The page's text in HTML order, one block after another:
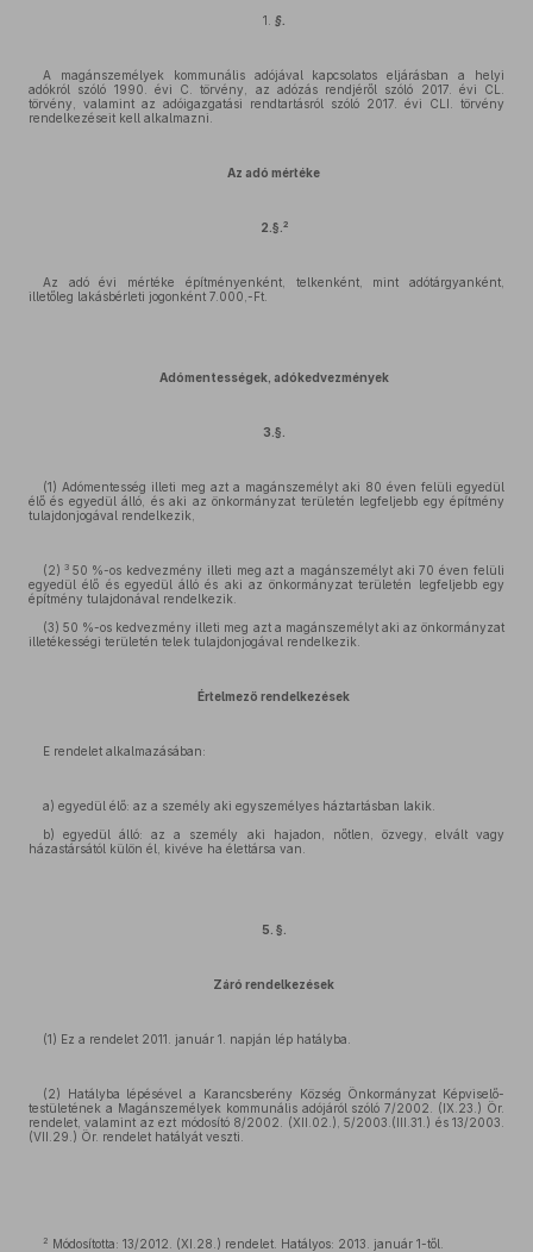
1. §.
A magánszemélyek kommunális adójával kapcsolatos eljárásban a helyi
adókról szóló 1990. évi C. törvény, az adózás rendjéről szóló 2017. évi CL.
törvény, valamint az adóigazgatási rendtartásról szóló 2017. évi CLI. törvény
rendelkezéseit kell alkalmazni.
Az adó mértéke
2.§. 2
Az adó évi mértéke építményenként, telkenként, mint adótárgyanként,
illetőleg lakásbérleti jogonként 7.000,-Ft.
Adómentességek, adókedvezmények
3.§.
(1) Adómentesség illeti meg azt a magánszemélyt aki 80 éven felüli egyedül
élő és egyedül álló, és aki az önkormányzat területén legfeljebb egy építmény
tulajdonjogával rendelkezik,
(2) 3 50 %-os kedvezmény illeti meg azt a magánszemélyt aki 70 éven felüli
egyedül élő és egyedül álló és aki az önkormányzat területén legfeljebb egy
építmény tulajdonával rendelkezik.
(3) 50 %-os kedvezmény illeti meg azt a magánszemélyt aki az önkormányzat
illetékességi területén telek tulajdonjogával rendelkezik.
Értelmező rendelkezések
E rendelet alkalmazásában:
a) egyedül élő: az a személy aki egyszemélyes háztartásban lakik.
b) egyedül álló: az a személy aki hajadon, nőtlen, özvegy, elvált vagy
házastársától külön él, kivéve ha élettársa van.
5. §.
Záró rendelkezések
(1) Ez a rendelet 2011. január 1. napján lép hatályba.
(2) Hatályba lépésével a Karancsberény Község Önkormányzat Képviselő-
testületének a Magánszemélyek kommunális adójáról szóló 7/2002. (IX.23.) Ör.
rendelet, valamint az ezt módosító 8/2002. (XII.02.), 5/2003.(III.31.) és 13/2003.
(VII.29.) Ör. rendelet hatályát veszti.
2 Módosította: 13/2012. (XI.28.) rendelet. Hatályos: 2013. január 1-től.